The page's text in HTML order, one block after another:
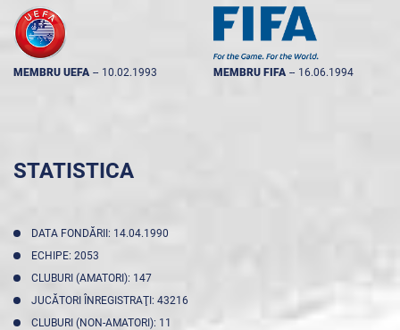
MEMBRU UEFA -- 10.02.1993 MEMBRU FIFA -- 16.06.1994
STATISTICA
DATA FONDĂRII: 14.04.1990
ECHIPE: 2053
CLUBURI (AMATORI): 147
JUCĂTORI ÎNREGISTRAŢI: 43216
CLUBURI (NON-AMATORI): 11